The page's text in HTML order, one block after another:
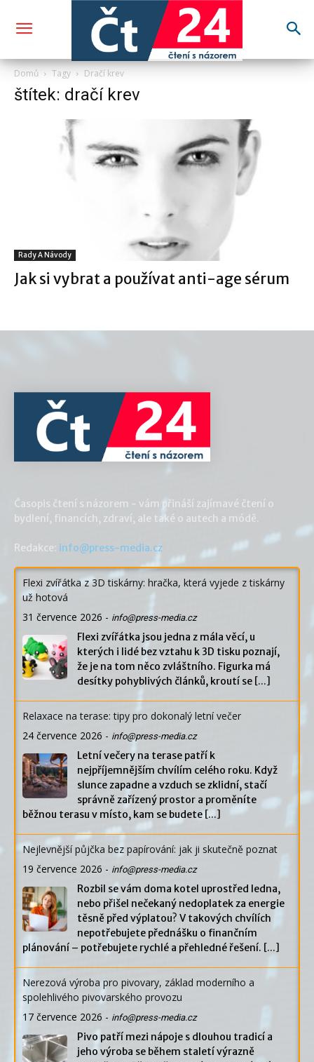
Domů Tagy Dračí krev
štítek: dračí krev
Rady A Návody
Jak si vybrat a používat anti-age sérum
Časopis čtení s názorem - vám přináší zajímavé čtení o
bydlení, financích, zdraví, ale také o autech a módě.
Redakce: info@press-media.cz
Flexi zvířátka z 3D tiskárny: hračka, která vyjede z tiskárny
už hotová
31 července 2026 - info@press-media.cz
Flexi zvířátka jsou jedna z mála věcí, u
kterých i lidé bez vztahu k 3D tisku poznají,
že je na tom něco zvláštního. Figurka má
desítky pohyblivých článků, kroutí se [...]
Relaxace na terase: tipy pro dokonalý letní večer
24 července 2026 - info@press-media.cz
Letní večery na terase patří k
nejpříjemnějším chvílím celého roku. Když
slunce zapadne a vzduch se zklidní, stačí
správně zařízený prostor a proměníte
běžnou terasu v místo, kam se budete [...]
Nejlevnější půjčka bez papírování: jak ji skutečně poznat
19 července 2026 - info@press-media.cz
Rozbil se vám doma kotel uprostřed ledna,
nebo přišel nečekaný nedoplatek za energie
těsně před výplatou? V takových chvílích
nepotřebujete přednášku o finančním
plánování – potřebujete rychlé a přehledné řešení. [...]
Nerezová výroba pro pivovary, základ moderního a
spolehlivého pivovarského provozu
17 července 2026 - info@press-media.cz
Pivo patří mezi nápoje s dlouhou tradicí a
jeho výroba se během staletí výrazně